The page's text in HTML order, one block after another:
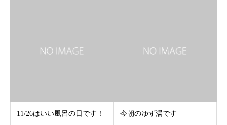
11/26はいい風呂の日です！ 今朝のゆず湯です